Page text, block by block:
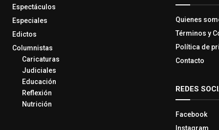
Espectáculos
Especiales
Edictos
Columnistas
Caricaturas
Judiciales
Educación
Reflexión
Nutrición
Quienes
Términos y
Política de
Contacto
REDES
Facebook
Instagram